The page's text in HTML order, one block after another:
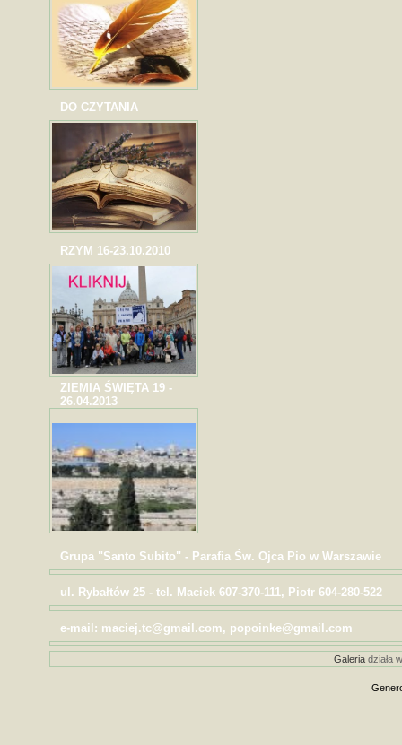
DO CZYTANIA
RZYM 16-23.10.2010
ZIEMIA ŚWIĘTA 19 -
26.04.2013
Grupa "Santo Subito" - Parafia Św. Ojca Pio w Warszawie
ul. Rybałtów 25 - tel. Maciek 607-370-111, Piotr 604-280-522
e-mail: maciej.tc@gmail.com, popoinke@gmail.com
Galeriadziała